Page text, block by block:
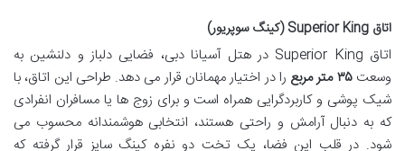
اتاق Superior King (کینگ سوپریور)
اتاق Superior King در هتل آسیانا دبی، فضایی دلباز و دلنشین به
وسعت۳۵ متر مربع
را در اختیار مهمانان قرار می دهد. طراحی این اتاق، با
شیک پوشی و کاربردگرایی همراه است و برای زوج ها یا مسافران انفرادی
که به دنبال آرامش و راحتی هستند، انتخابی هوشمندانه محسوب می
شود. در قلب این فضا، یک تخت دو نفره کینگ سایز قرار گرفته که